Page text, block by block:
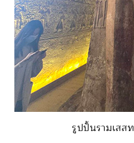
รูปปั้นรามเสส